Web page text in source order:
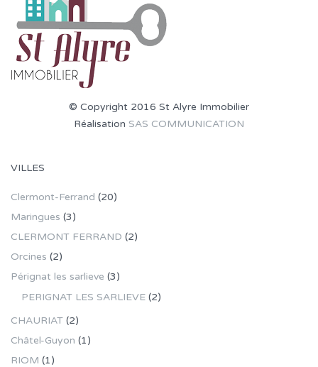
© Copyright 2016 St Alyre Immobilier
Réalisation SAS COMMUNICATION
VILLES
Clermont-Ferrand (20)
Maringues (3)
CLERMONT FERRAND (2)
Orcines (2)
Pérignat les sarlieve (3)
PERIGNAT LES SARLIEVE (2)
CHAURIAT (2)
Châtel-Guyon (1)
RIOM (1)